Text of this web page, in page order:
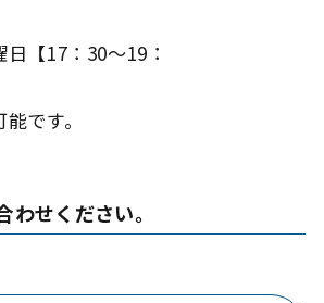
【17：30～19：
です。
わせください。